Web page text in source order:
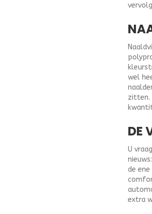
wel
zitten.
DE
U
de
extra